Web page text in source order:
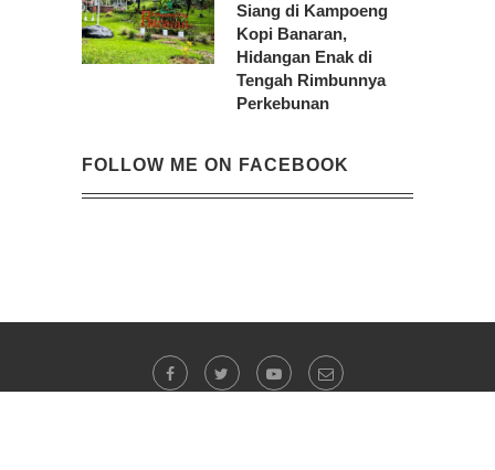
Siang di Kampoeng
Kopi Banaran,
Hidangan Enak di
Tengah Rimbunnya
Perkebunan
FOLLOW ME ON FACEBOOK